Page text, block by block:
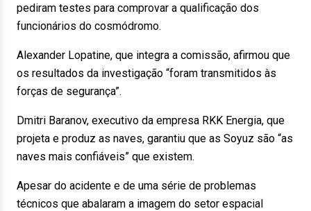
pediram testes para comprovar a qualificação dos
funcionários do cosmódromo.
Alexander Lopatine, que integra a comissão, afirmou que
os resultados da investigação “foram transmitidos às
forças de segurança”.
Dmitri Baranov, executivo da empresa RKK Energia, que
projeta e produz as naves, garantiu que as Soyuz são “as
naves mais confiáveis” que existem.
Apesar do acidente e de uma série de problemas
técnicos que abalaram a imagem do setor espacial